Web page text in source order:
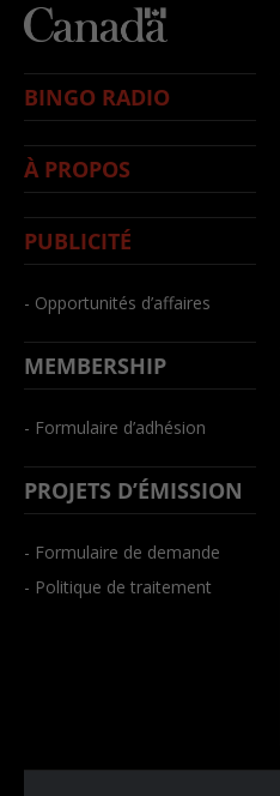
BINGO RADIO
À PROPOS
PUBLICITÉ
- Opportunités d’affaires
MEMBERSHIP
- Formulaire d’adhésion
PROJETS D’ÉMISSION
- Formulaire de demande
- Politique de traitement